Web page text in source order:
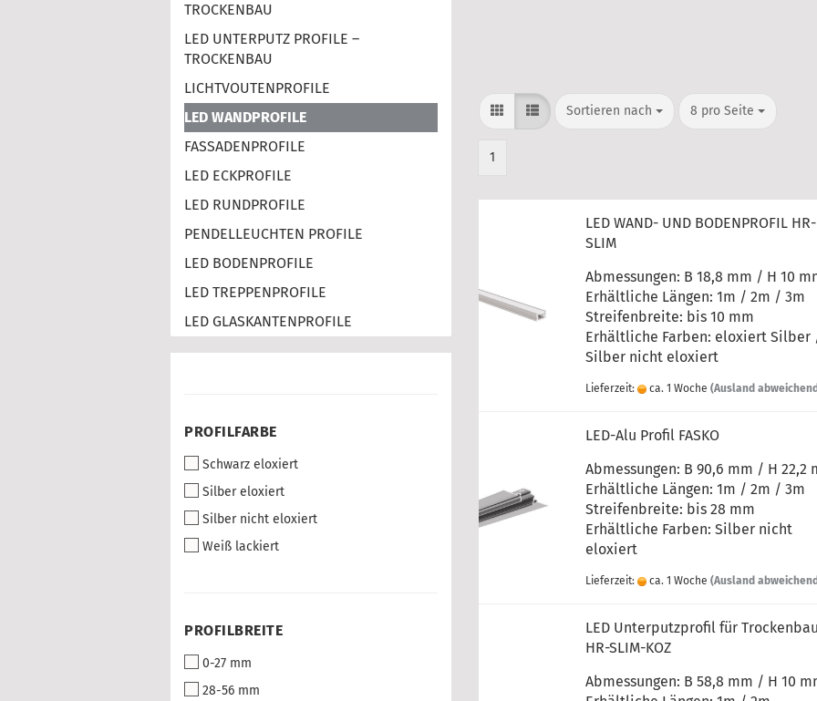
Sortieren nach
Sortieren nach 8 pro Seite
pro Seite
1
LED WAND- UND BODENPROFIL HR-
SLIM
Abmessungen: B 18,8 mm / H 10
Erhältliche Längen: 1m / 2m / 3m
Streifenbreite: bis 10 mm
Erhältliche Farben: eloxiert Silber
Silber nicht eloxiert
Lieferzeit: ca. 1 Woche (Ausland
LED-Alu Profil FASKO
Abmessungen: B 90,6 mm / H 22,2
Erhältliche Längen: 1m / 2m / 3m
Streifenbreite: bis 28 mm
Erhältliche Farben: Silber nicht
eloxiert
Lieferzeit: ca. 1 Woche (Ausland
LED Unterputzprofil für Trockenbau
HR-SLIM-KOZ
Abmessungen: B 58,8 mm / H 10
TROCKENBAU
LED UNTERPUTZ PROFILE –
TROCKENBAU
LICHTVOUTENPROFILE
LED WANDPROFILE
FASSADENPROFILE
LED ECKPROFILE
LED RUNDPROFILE
PENDELLEUCHTEN PROFILE
LED BODENPROFILE
LED TREPPENPROFILE
LED GLASKANTENPROFILE
PROFILFARBE
PROFILFARBE
Schwarz eloxiert
Silber eloxiert
Silber nicht eloxiert
Weiß lackiert
PROFILBREITE
PROFILBREITE
0-27 mm
28-56 mm